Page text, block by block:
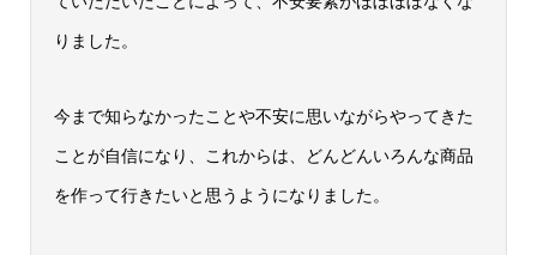
りました。
今まで知らなかったことや不安に思いながらやってきた
ことが自信になり、これからは、どんどんいろんな商品
を作って行きたいと思うようになりました。